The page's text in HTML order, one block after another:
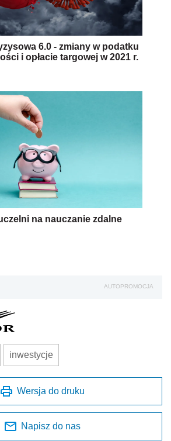
6.0 - zmiany w podatku
i opłacie targowej w 2021 r.
na nauczanie zdalne
AUTOPROMOCJA
inwestycje
Wersja do druku
Napisz do nas